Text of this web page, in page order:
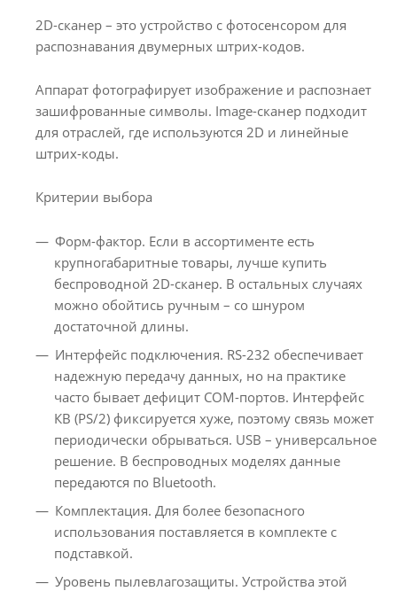
2D-сканер – это устройство с фотосенсором для
распознавания двумерных штрих-кодов.
Аппарат фотографирует изображение и распознает
зашифрованные символы. Image-сканер подходит
для отраслей, где используются 2D и линейные
штрих-коды.
Критерии выбора
Форм-фактор. Если в ассортименте есть
крупногабаритные товары, лучше купить
беспроводной 2D-сканер. В остальных случаях
можно обойтись ручным – со шнуром
достаточной длины.
Интерфейс подключения. RS-232 обеспечивает
надежную передачу данных, но на практике
часто бывает дефицит СОМ-портов. Интерфейс
КВ (PS/2) фиксируется хуже, поэтому связь может
периодически обрываться. USB – универсальное
решение. В беспроводных моделях данные
передаются по Bluetooth.
Комплектация. Для более безопасного
использования поставляется в комплекте с
подставкой.
Уровень пылевлагозащиты. Устройства этой